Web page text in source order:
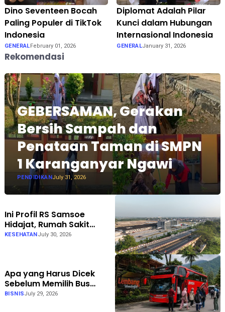
Dino Seventeen Bocah
Paling Populer di TikTok
Indonesia
GENERAL February 01, 2026
Diplomat Adalah Pilar
Kunci dalam Hubungan
Internasional Indonesia
GENERALJanuary 31, 2026
Rekomendasi
GEBERSAMAN, Gerakan
Bersih Sampah dan
Penataan Taman di SMPN
1 Karanganyar Ngawi
PENDIDIKAN July 31, 2026
Ini Profil RS Samsoe
Hidajat, Rumah Sakit
Umum Swasta Semarang
KESEHATANJuly 30, 2026
Apa yang Harus Dicek
Sebelum Memilih Bus
Pariwisata? Bhisa Wisata
BISNISJuly 29, 2026